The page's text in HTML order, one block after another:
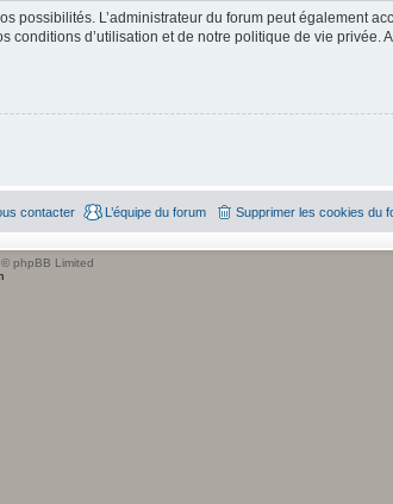
possibilités. L’administrateur du forum peut également
d’utilisation et de notre politique de vie privée.
Supprimer les cookies du
L’équipe du forum
contacter
phpBB Limited